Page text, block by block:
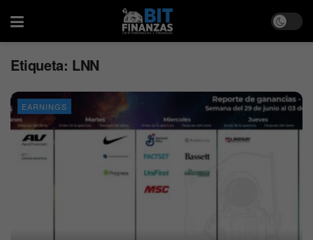
Etiqueta: LNN
EARNINGS